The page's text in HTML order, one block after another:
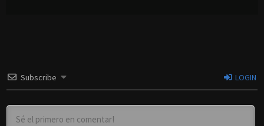
Subscribe LOGIN